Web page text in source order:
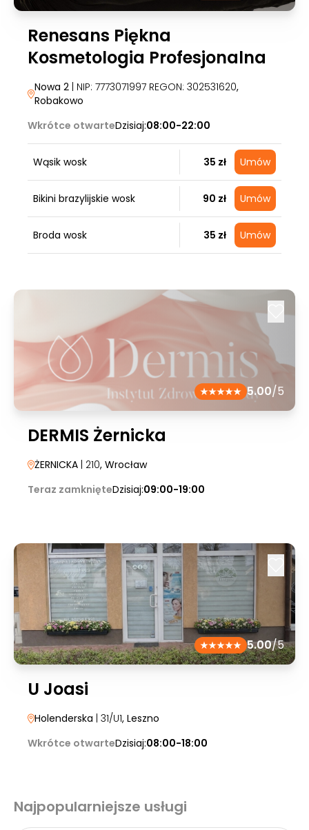
Renesans Piękna
Kosmetologia Profesjonalna
Nowa 2| NIP: 7773071997 REGON: 302531620,
Robakowo
Wkrótce otwarteDzisiaj:08:00-22:00
Wąsik wosk 35 zł Umów
Bikini brazylijskie wosk 90 zł Umów
Broda wosk 35 zł Umów
5.00/5
DERMIS Żernicka
ŻERNICKA | 210, Wrocław
Teraz zamknięteDzisiaj:09:00-19:00
5.00/5
U Joasi
Holenderska | 31/U1, Leszno
Wkrótce otwarteDzisiaj:08:00-18:00
Najpopularniejsze usługi